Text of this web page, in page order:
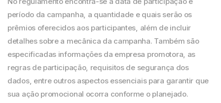
período da campanha, a quantidade e quais serão os
prêmios oferecidos aos participantes, além de incluir
detalhes sobre a mecânica da campanha. Também são
especificadas informações da empresa promotora, as
regras de participação, requisitos de segurança dos
dados, entre outros aspectos essenciais para garantir que
sua ação promocional ocorra conforme o planejado.